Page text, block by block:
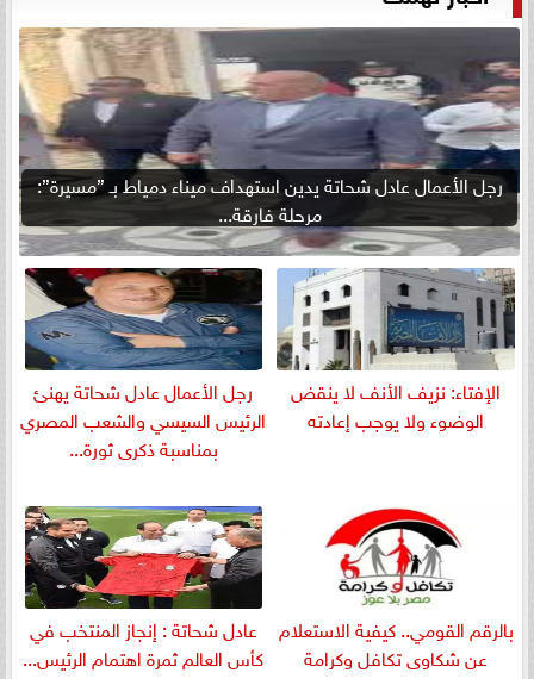
رجل الأعمال عادل شحاتة يدين استهداف ميناء دمياط بـ ”مسيرة”:
مرحلة فارقة...
الإفتاء: نزيف الأنف لا ينقض
الوضوء ولا يوجب إعادته
رجل الأعمال عادل شحاتة يهنئ
الرئيس السيسي والشعب المصري
بمناسبة ذكرى ثورة...
بالرقم القومي.. كيفية الاستعلام
عن شكاوى تكافل وكرامة
عادل شحاتة : إنجاز المنتخب في
كأس العالم ثمرة اهتمام الرئيس...